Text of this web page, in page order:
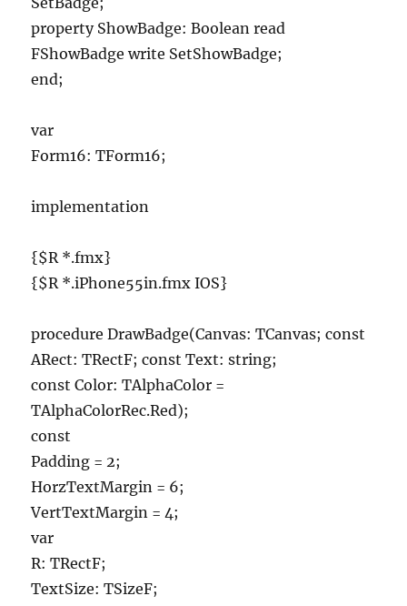
property ShowBadge: Boolean read
FShowBadge write SetShowBadge;
end;
var
Form16: TForm16;
implementation
{$R *.fmx}
{$R *.iPhone55in.fmx IOS}
procedure DrawBadge(Canvas: TCanvas; const
ARect: TRectF; const Text: string;
const Color: TAlphaColor =
TAlphaColorRec.Red);
const
Padding = 2;
HorzTextMargin = 6;
VertTextMargin = 4;
var
R: TRectF;
TextSize: TSizeF;